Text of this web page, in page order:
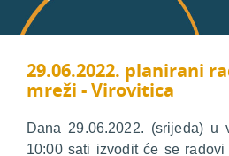
29.06.2022. planirani
mreži - Virovitica
Dana 29.06.2022. (srijeda) u
10:00 sati izvodit će se